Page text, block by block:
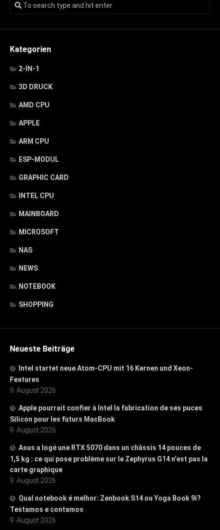
Kategorien
2-IN-1
3D DRUCK
AMD CPU
APPLE
ARM CPU
ESP-MODUL
GRAPHIC CARD
INTEL CPU
MAINBOARD
MICROSOFT
NAS
NEWS
NOTEBOOK
SHOPPING
Neueste Beiträge
Intel startet neue Atom-CPU mit 16 Kernen und Xeon-
Features
9. August 2026
Apple pourrait confier à Intel la fabrication de ses puces
Silicon pour les futurs MacBook
9. August 2026
Asus a logé une RTX 5070 dans un châssis 14 pouces de
1,5 kg : ce qui pose problème sur le Zephyrus G14 n’est pas la
carte graphique
9. August 2026
Qual notebook é melhor: Zenbook S14 ou Yoga Book 9i?
Testamos e contamos
9. August 2026